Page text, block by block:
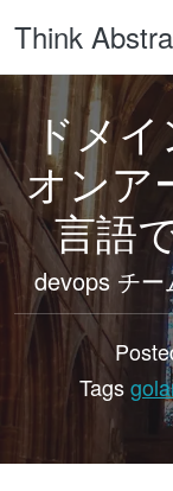
Think
ドメ
オンア
言語
devops チ
Tags